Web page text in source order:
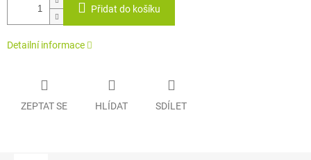
Přidat do košíku
Detailní informace
ZEPTAT SE HLÍDAT SDÍLET